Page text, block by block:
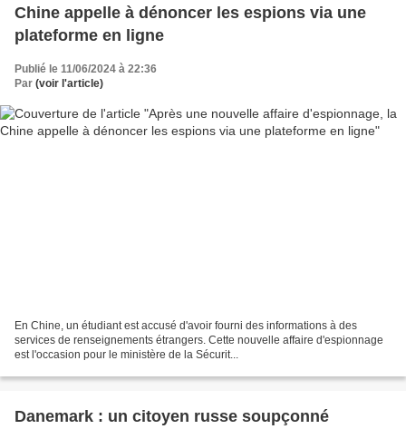
Chine appelle à dénoncer les espions via une
plateforme en ligne
Publié le 11/06/2024 à 22:36
Par (voir l'article)
En Chine, un étudiant est accusé d'avoir fourni des informations à des
services de renseignements étrangers. Cette nouvelle affaire d'espionnage
est l'occasion pour le ministère de la Sécurit...
Danemark : un citoyen russe soupçonné